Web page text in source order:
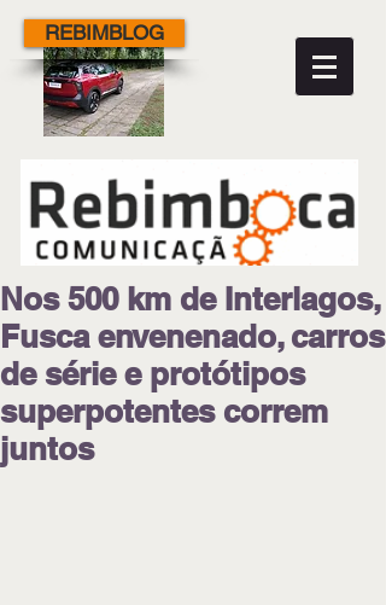
REBIMBLOG
Nos 500 km de Interlagos,
Fusca envenenado, carros
de série e protótipos
superpotentes correm
juntos